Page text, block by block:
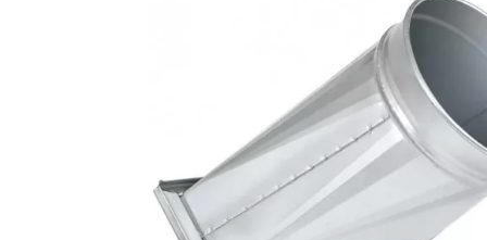
Ventilateur brumisateur
Ventilateur / extracteur d'air mobile
Brasseur d'air
Ventilateur fixe
Ventilateur industriel
Ventilateur de chantier